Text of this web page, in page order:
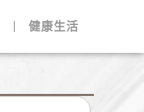
健康生活